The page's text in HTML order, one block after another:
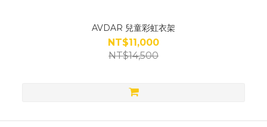
AVDAR 兒童彩虹衣架
NT$11,000
NT$14,500